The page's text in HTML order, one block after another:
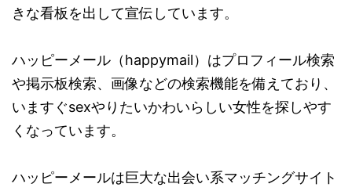
きな看板を出して宣伝しています。
ハッピーメール（happymail）はプロフィール検索
や掲示板検索、画像などの検索機能を備えており、
いますぐsexやりたいかわいらしい女性を探しやす
くなっています。
ハッピーメールは巨大な出会い系マッチングサイト